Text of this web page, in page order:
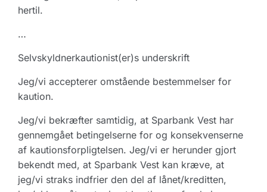
hertil.
…
Selvskyldnerkautionist(er)s underskrift
Jeg/vi accepterer omstående bestemmelser for
kaution.
Jeg/vi bekræfter samtidig, at Sparbank Vest har
gennemgået betingelserne for og konsekvenserne
af kautionsforpligtelsen. Jeg/vi er her­under gjort
bekendt med, at Sparbank Vest kan kræve, at
jeg/vi straks indfrier den del af lånet/kreditten,